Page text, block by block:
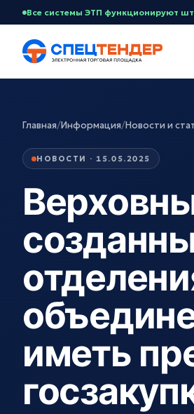
Все системы ЭТП функционируют
Главная/Информация/Новости и
НОВОСТИ · 15.05.2025
иметь